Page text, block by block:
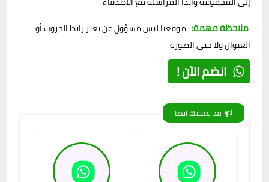
ملاحظة مهمة: موقعنا ليس مسؤول عن تغير رابط الجروب أو
العنوان ولا حتى الصورة
انضم الآن !
قد يعجبك ايضا